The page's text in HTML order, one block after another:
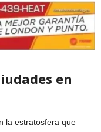
en
la estratosfera que